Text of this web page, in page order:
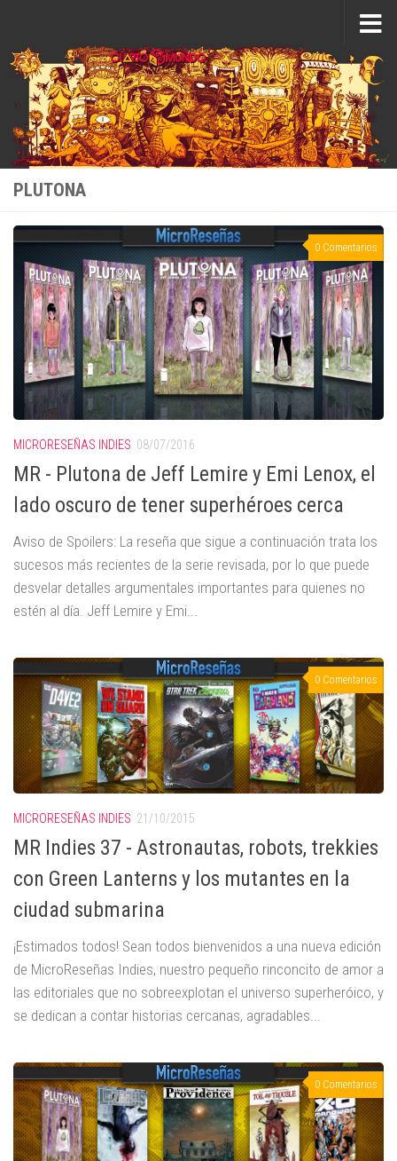
PLUTONA
0 Comentarios
MICRORESEÑAS INDIES 08/07/2016
MR - Plutona de Jeff Lemire y Emi Lenox, el
lado oscuro de tener superhéroes cerca
Aviso de Spoilers: La reseña que sigue a continuación trata los
sucesos más recientes de la serie revisada, por lo que puede
desvelar detalles argumentales importantes para quienes no
estén al día. Jeff Lemire y Emi...
0 Comentarios
MICRORESEÑAS INDIES 21/10/2015
MR Indies 37 - Astronautas, robots, trekkies
con Green Lanterns y los mutantes en la
ciudad submarina
¡Estimados todos! Sean todos bienvenidos a una nueva edición
de MicroReseñas Indies, nuestro pequeño rinconcito de amor a
las editoriales que no sobreexplotan el universo superheróico, y
se dedican a contar historias cercanas, agradables...
0 Comentarios